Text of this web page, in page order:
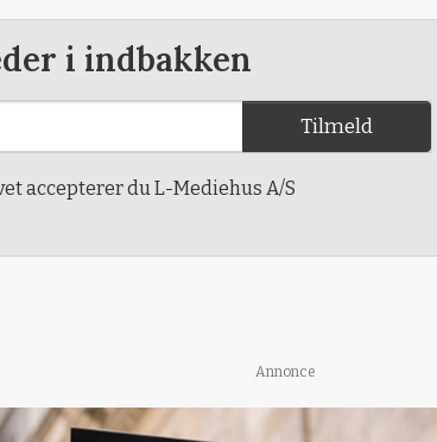
i indbakken
Tilmeld
accepterer du L-Mediehus A/S
Annonce